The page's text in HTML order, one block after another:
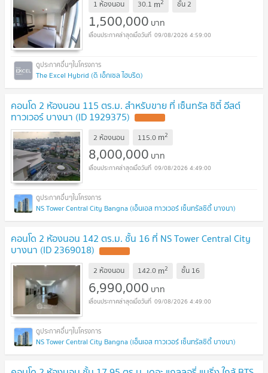
1 ห้องนอน 30.1 m ชั้น2
1,500,000 บาท
09/08/2026 4:59:00
The Excel Hybrid (ดิ เอ็กเซล ไฮบริด)
คอนโด 2 ห้องนอน 115 ตร.ม. สำหรับขาย ที่ เซ็นทรัล ซิตี้ อีสต์
ทาวเวอร์ บางนา (ID 1929375)
2 ห้องนอน 115.0 m2
8,000,000 บาท
09/08/2026 4:49:00
NS Tower Central City Bangna (เอ็นเอส ทาวเวอร์ เซ็นทรัลซิตี้ บางนา)
คอนโด 2 ห้องนอน 142 ตร.ม. ชั้น 16 ที่ NS Tower Central City
บางนา (ID 2369018)
2 ห้องนอน 142.0 m2 ชั้น 16
6,990,000 บาท
09/08/2026 4:49:00
NS Tower Central City Bangna (เอ็นเอส ทาวเวอร์ เซ็นทรัลซิตี้ บางนา)